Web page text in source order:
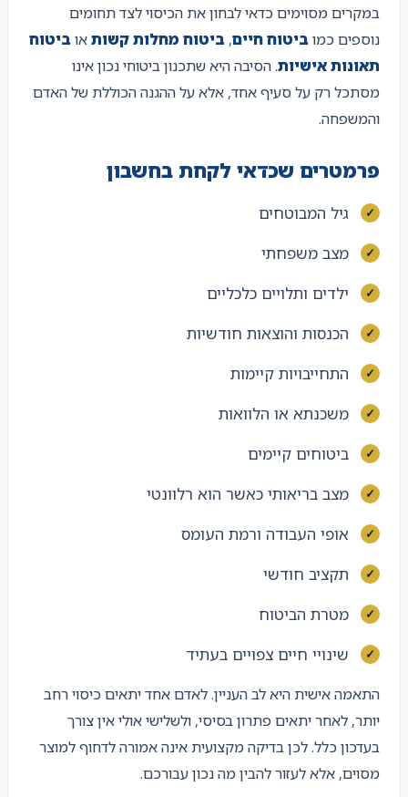
במקרים מסוימים כדאי לבחון את הכיסוי לצד תחומים
נוספים כמוביטוח חיים, ביטוח מחלות קשותאוביטוח
תאונות אישיות. הסיבה היא שתכנון ביטוחי נכון אינו
מסתכל רק על סעיף אחד, אלא על ההגנה הכוללת של האדם
והמשפחה.
פרמטרים שכדאי לקחת בחשבון
גיל המבוטחים
מצב משפחתי
ילדים ותלויים כלכליים
הכנסות והוצאות חודשיות
התחייבויות קיימות
משכנתא או הלוואות
ביטוחים קיימים
מצב בריאותי כאשר הוא רלוונטי
אופי העבודה ורמת העומס
תקציב חודשי
מטרת הביטוח
שינויי חיים צפויים בעתיד
התאמה אישית היא לב העניין. לאדם אחד יתאים כיסוי רחב
יותר, לאחר יתאים פתרון בסיסי, ולשלישי אולי אין צורך
בעדכון כלל. לכן בדיקה מקצועית אינה אמורה לדחוף למוצר
מסוים, אלא לעזור להבין מה נכון עבורכם.